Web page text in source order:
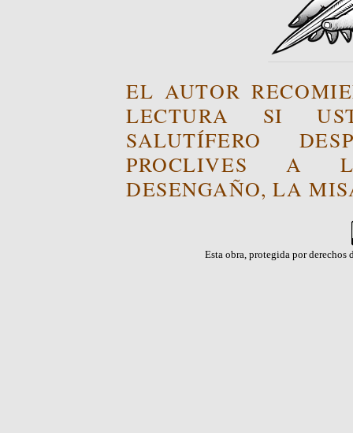
EL AUTOR
LECTURA SI
SALUTÍFERO
PROCLIVES A
DESENGAÑO, LA
Esta obra, protegida por derechos